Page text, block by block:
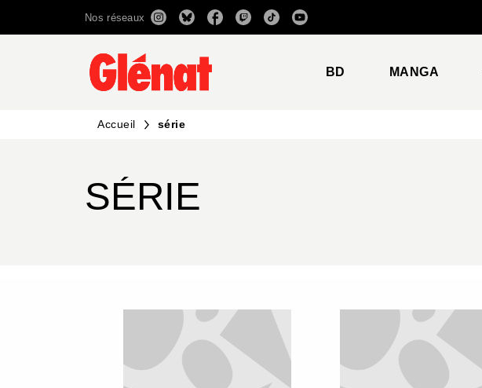
RECHERCHE CONTENU
Nos réseaux
BD MANGA
Accueil série
SÉRIE